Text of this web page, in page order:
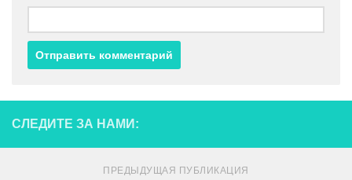
СЛЕДИТЕ ЗА НАМИ:
ПРЕДЫДУЩАЯ ПУБЛИКАЦИЯ